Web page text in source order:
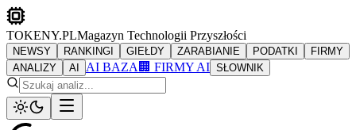
TOKENY.PLMagazyn Technologii Przyszłości
NEWSY RANKINGI GIEŁDY ZARABIANIE PODATKI
FIRMY
ANALIZY
AI AI BAZA 🏢 FIRMY AI SŁOWNIK